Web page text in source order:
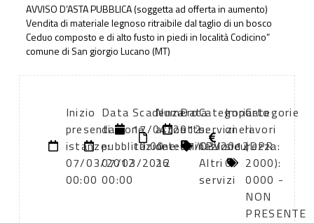
AVVISO D’ASTA PUBBLICA (soggetta ad offerta in aumento)
Vendita di materiale legnoso ritraibile dal taglio di un bosco
Ceduo composto e di alto fusto in piedi in località Codicino”
comune di San giorgio Lucano (MT)
Inizio
presentazione
istanze:
07/03/2012
00:00
Data
di
pubblicazione:
07/03/2012
00:00
Scadenza:
17/04/2012
10:00
Numero
atto:
determinazione
26
Data
atto:
07/03/2012
Categoria
servizi
CPV:
Altri
servizi
Importo
oneri
sicurezza:
0
Categorie
lavori
(DPR
2000):
0000 -
NON
PRESENTE